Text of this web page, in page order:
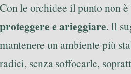
Con le orchidee il punto non
proteggere e arieggiare. Il
mantenere un ambiente più
radici, senza soffocarle,